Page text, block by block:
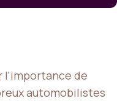
l’importance de
automobilistes